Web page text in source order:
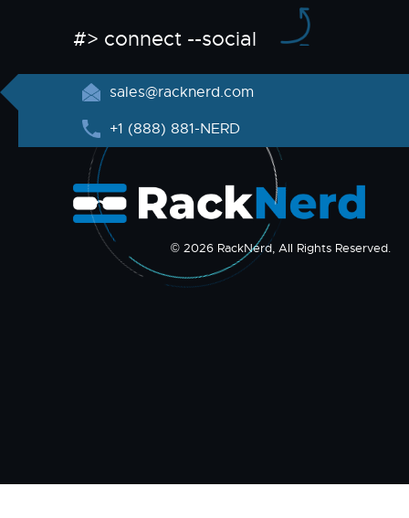
#> connect --social
sales@racknerd.com
+1 (888) 881-NERD
© 2026 RackNerd, All Rights Reserved.